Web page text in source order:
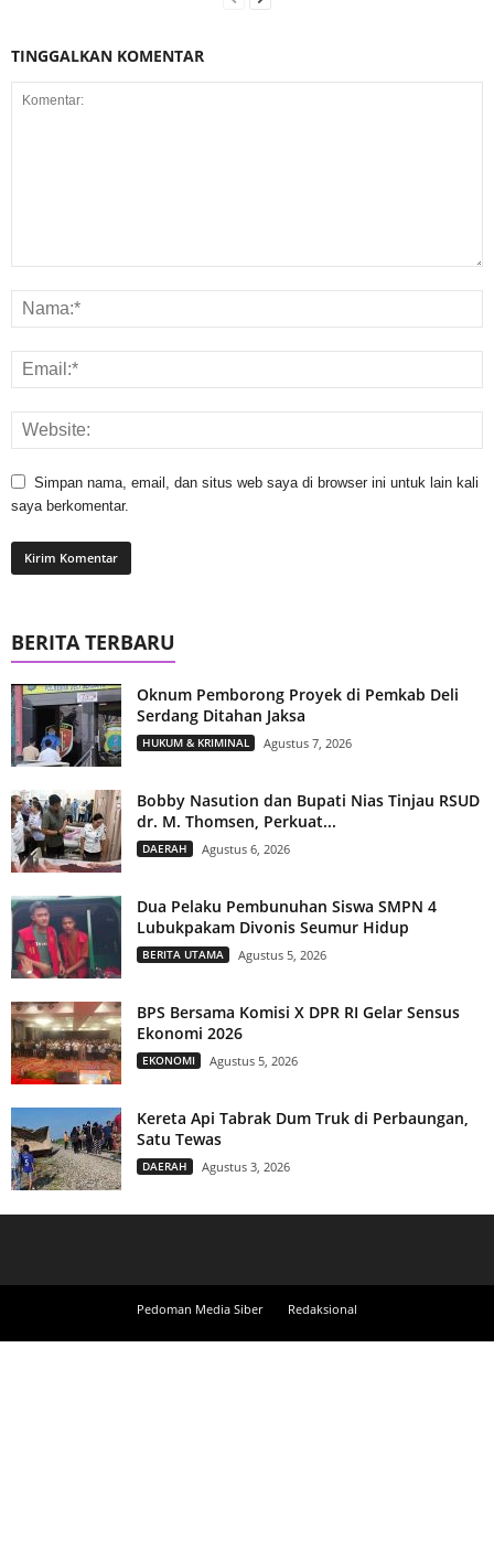
TINGGALKAN KOMENTAR
Simpan nama, email, dan situs web saya di browser ini untuk lain kali
saya berkomentar.
BERITA TERBARU
Oknum Pemborong Proyek di Pemkab Deli
Serdang Ditahan Jaksa
HUKUM & KRIMINAL Agustus 7, 2026
Bobby Nasution dan Bupati Nias Tinjau RSUD
dr. M. Thomsen, Perkuat...
DAERAH Agustus 6, 2026
Dua Pelaku Pembunuhan Siswa SMPN 4
Lubukpakam Divonis Seumur Hidup
BERITA UTAMA Agustus 5, 2026
BPS Bersama Komisi X DPR RI Gelar Sensus
Ekonomi 2026
EKONOMI Agustus 5, 2026
Kereta Api Tabrak Dum Truk di Perbaungan,
Satu Tewas
DAERAH Agustus 3, 2026
Pedoman Media Siber Redaksional